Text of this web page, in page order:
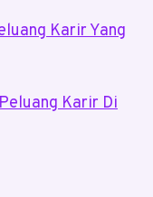
Karir Yang
Karir Di